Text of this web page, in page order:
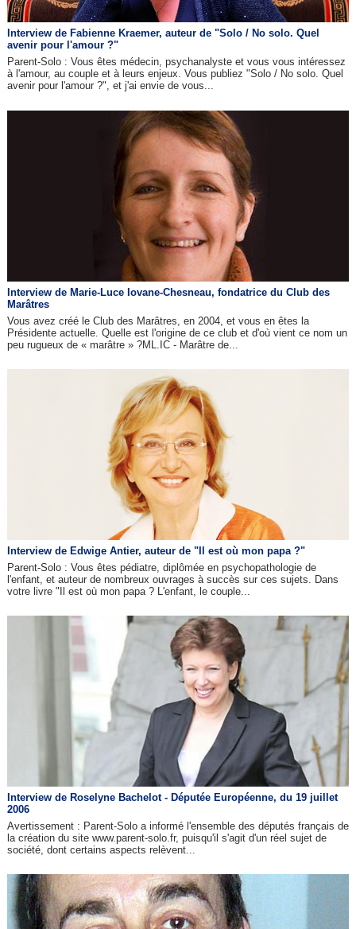
Interview de Fabienne Kraemer, auteur de "Solo / No solo. Quel
avenir pour l'amour ?"
Parent-Solo : Vous êtes médecin, psychanalyste et vous vous intéressez
à l'amour, au couple et à leurs enjeux. Vous publiez "Solo / No solo. Quel
avenir pour l'amour ?", et j'ai envie de vous...
Interview de Marie-Luce Iovane-Chesneau, fondatrice du Club des
Marâtres
Vous avez créé le Club des Marâtres, en 2004, et vous en êtes la
Présidente actuelle. Quelle est l'origine de ce club et d'où vient ce nom un
peu rugueux de « marâtre » ?ML.IC - Marâtre de...
Interview de Edwige Antier, auteur de "Il est où mon papa ?"
Parent-Solo : Vous êtes pédiatre, diplômée en psychopathologie de
l'enfant, et auteur de nombreux ouvrages à succès sur ces sujets. Dans
votre livre "Il est où mon papa ? L'enfant, le couple...
Interview de Roselyne Bachelot - Députée Européenne, du 19 juillet
2006
Avertissement : Parent-Solo a informé l'ensemble des députés français de
la création du site www.parent-solo.fr, puisqu'il s'agit d'un réel sujet de
société, dont certains aspects relèvent...